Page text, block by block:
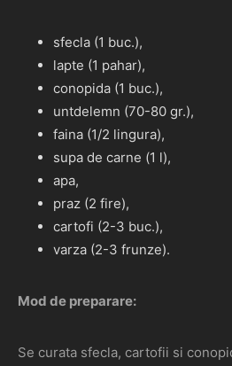
sfecla (1 buc.),
lapte (1 pahar),
conopida (1 buc.),
untdelemn (70-80 gr.),
faina (1/2 lingura),
supa de carne (1 l),
apa,
praz (2 fire),
cartofi (2-3 buc.),
varza (2-3 frunze).
Mod de preparare:
Se curata sfecla, cartofii si